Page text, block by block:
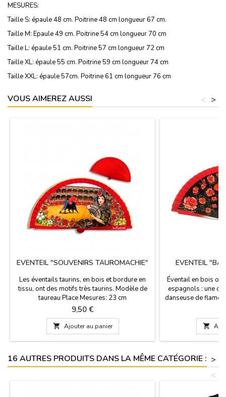
MESURES:
Taille S: épaule 48 cm. Poitrine 48 cm longueur 67 cm.
Taille M: Epaule 49 cm. Poitrine 54 cm longueur 70 cm
Taille L: épaule 51 cm. Poitrine 57 cm longueur 72 cm
Taille XL: épaule 55 cm. Poitrine 59 cm longueur 74 cm
Taille XXL: épaule 57cm. Poitrine 61 cm longueur 76 cm
VOUS AIMEREZ AUSSI >
<
EVENTEIL "SOUVENIRS TAUROMACHIE"
Les éventails taurins, en bois et bordure en
tissu, ont des motifs très taurins. Modèle de
taureau Place Mesures: 23 cm
Prix
9,50 €
 Ajouter au panier
EVENTEIL
Éventail en bois
espagnols : une
danseuse de
et un peigne. La
est rouge et noire
cordon pratique
en toute

16 AUTRES PRODUITS DANS LA MÊME CATÉGORIE : >
<